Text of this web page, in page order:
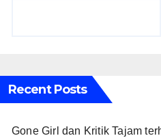
Recent Posts
Gone Girl dan Kritik Tajam